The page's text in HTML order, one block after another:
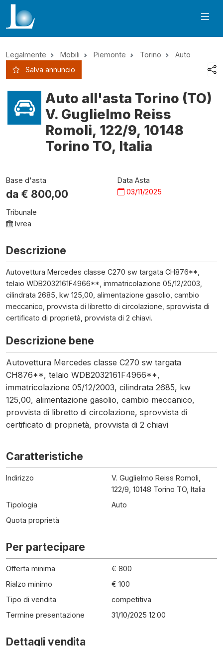
Legalmente Mobili Piemonte Torino
Auto
Salva annuncio
Auto all'asta Torino (TO)
V. Guglielmo Reiss
Romoli, 122/9, 10148
Torino TO, Italia
Base d'asta
da € 800,00
Data Asta
03/11/2025
Tribunale
Ivrea
Descrizione
Autovettura Mercedes classe C270 sw targata CH876**,
telaio WDB2032161F4966**, immatricolazione 05/12/2003,
cilindrata 2685, kw 125,00, alimentazione gasolio, cambio
meccanico, provvista di libretto di circolazione, sprovvista di
certificato di proprietà, provvista di 2 chiavi.
Descrizione bene
Autovettura Mercedes classe C270 sw targata
CH876**, telaio WDB2032161F4966**,
immatricolazione 05/12/2003, cilindrata 2685, kw
125,00, alimentazione gasolio, cambio meccanico,
provvista di libretto di circolazione, sprovvista di
certificato di proprietà, provvista di 2 chiavi
Caratteristiche
Indirizzo
V. Guglielmo Reiss Romoli,
122/9, 10148 Torino TO, Italia
Tipologia
Auto
Quota proprietà
Per partecipare
Offerta minima
€ 800
Rialzo minimo
€ 100
Tipo di vendita
competitiva
Termine presentazione
31/10/2025 12:00
Dettagli vendita